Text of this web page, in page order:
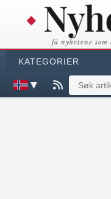
få nyhetene
KATEGORIER
▼